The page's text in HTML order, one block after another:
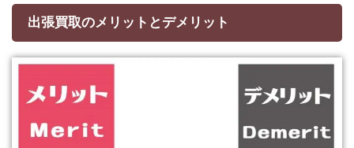
出張買取のメリットとデメリット